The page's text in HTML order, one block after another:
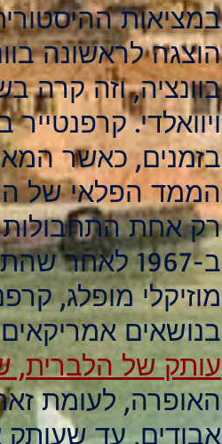
במציאות
ויוואלדי.
בזמנים, כאשר
הממד הפלאי של
רק אחת התחבולות
ב-1967 לאחר
מוזיקלי מופלג,
בנושאים
עותק של הלברית,
האופרה, לעומת
אבודים, עד שעותק